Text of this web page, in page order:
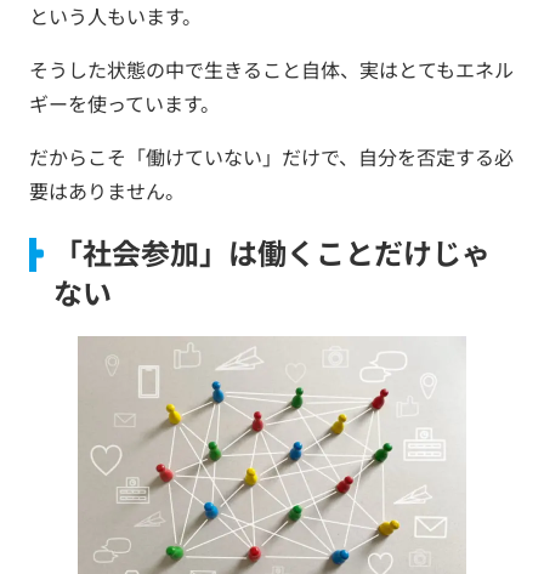
という人もいます。
そうした状態の中で生きること自体、実はとてもエネル
ギーを使っています。
だからこそ「働けていない」だけで、自分を否定する必
要はありません。
「社会参加」は働くことだけじゃ
ない